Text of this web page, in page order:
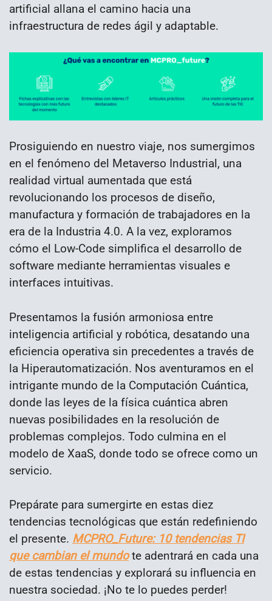
artificial allana el camino hacia una
infraestructura de redes ágil y adaptable.
Prosiguiendo en nuestro viaje, nos sumergimos
en el fenómeno del Metaverso Industrial, una
realidad virtual aumentada que está
revolucionando los procesos de diseño,
manufactura y formación de trabajadores en la
era de la Industria 4.0. A la vez, exploramos
cómo el Low-Code simplifica el desarrollo de
software mediante herramientas visuales e
interfaces intuitivas.
Presentamos la fusión armoniosa entre
inteligencia artificial y robótica, desatando una
eficiencia operativa sin precedentes a través de
la Hiperautomatización. Nos aventuramos en el
intrigante mundo de la Computación Cuántica,
donde las leyes de la física cuántica abren
nuevas posibilidades en la resolución de
problemas complejos. Todo culmina en el
modelo de XaaS, donde todo se ofrece como un
servicio.
Prepárate para sumergirte en estas diez
tendencias tecnológicas que están redefiniendo
el presente. MCPRO_Future: 10 tendencias TI
que cambian el mundote adentrará en cada una
de estas tendencias y explorará su influencia en
nuestra sociedad. ¡No te lo puedes perder!